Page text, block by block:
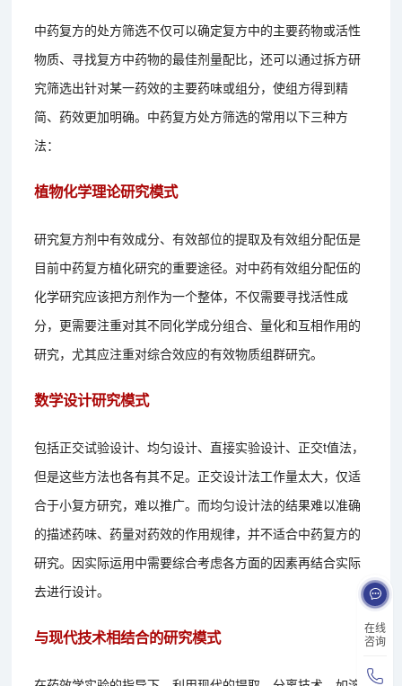
在线
咨询
中药复方的处方筛选不仅可以确定复方中的主要药物或活性
物质、寻找复方中药物的最佳剂量配比，还可以通过拆方研
究筛选出针对某一药效的主要药味或组分，使组方得到精
简、药效更加明确。中药复方处方筛选的常用以下三种方
法：
植物化学理论研究模式
研究复方剂中有效成分、有效部位的提取及有效组分配伍是
目前中药复方植化研究的重要途径。对中药有效组分配伍的
化学研究应该把方剂作为一个整体，不仅需要寻找活性成
分，更需要注重对其不同化学成分组合、量化和互相作用的
研究，尤其应注重对综合效应的有效物质组群研究。
数学设计研究模式
包括正交试验设计、均匀设计、直接实验设计、正交t值法，
但是这些方法也各有其不足。正交设计法工作量太大，仅适
合于小复方研究，难以推广。而均匀设计法的结果难以准确
的描述药味、药量对药效的作用规律，并不适合中药复方的
研究。因实际运用中需要综合考虑各方面的因素再结合实际
去进行设计。
与现代技术相结合的研究模式